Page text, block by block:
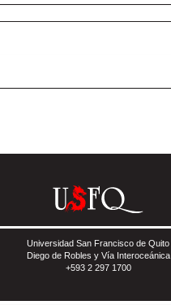
Universidad San Francisco de Quito
Diego de Robles y Vía Interoceánica
+593 2 297 1700